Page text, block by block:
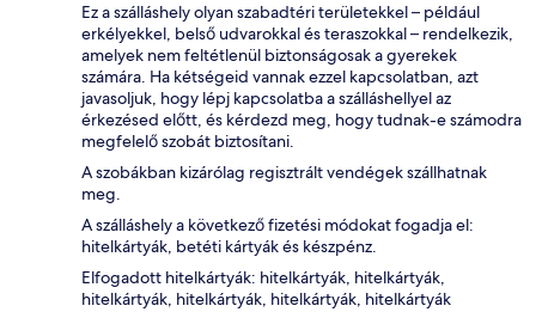
Ez a szálláshely olyan szabadtéri területekkel – például
erkélyekkel, belső udvarokkal és teraszokkal – rendelkezik,
amelyek nem feltétlenül biztonságosak a gyerekek
számára. Ha kétségeid vannak ezzel kapcsolatban, azt
javasoljuk, hogy lépj kapcsolatba a szálláshellyel az
érkezésed előtt, és kérdezd meg, hogy tudnak-e számodra
megfelelő szobát biztosítani.
A szobákban kizárólag regisztrált vendégek szállhatnak
meg.
A szálláshely a következő fizetési módokat fogadja el:
hitelkártyák, betéti kártyák és készpénz.
Elfogadott hitelkártyák: hitelkártyák, hitelkártyák,
hitelkártyák, hitelkártyák, hitelkártyák, hitelkártyák